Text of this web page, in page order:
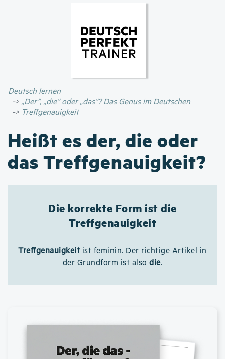
Inhalt
Deutsch lernen
„Der”, „die” oder „das”? Das Genus im Deutschen
Treffgenauigkeit
Heißt es der, die oder
das Treffgenauigkeit?
Die korrekte Form ist die
Treffgenauigkeit
Treffgenauigkeit ist feminin. Der richtige Artikel in
der Grundform ist alsodie.